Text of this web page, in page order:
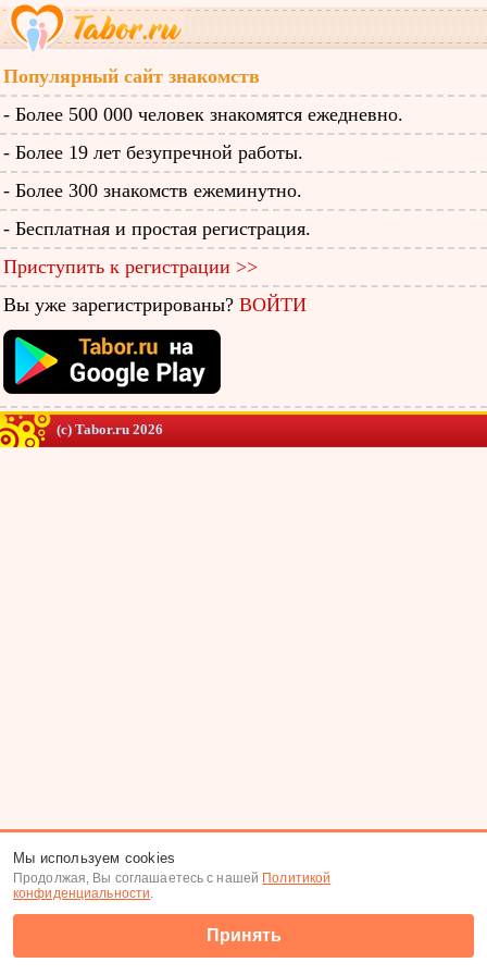
Популярный сайт знакомств
- Более 500 000 человек знакомятся ежедневно.
- Более 19 лет безупречной работы.
- Более 300 знакомств ежеминутно.
- Бесплатная и простая регистрация.
Приступить к регистрации >>
Вы уже зарегистрированы? ВОЙТИ
(c) Tabor.ru 2026
Мы используем cookies
Продолжая, Вы соглашаетесь с нашей Политикой
конфиденциальности.
Принять